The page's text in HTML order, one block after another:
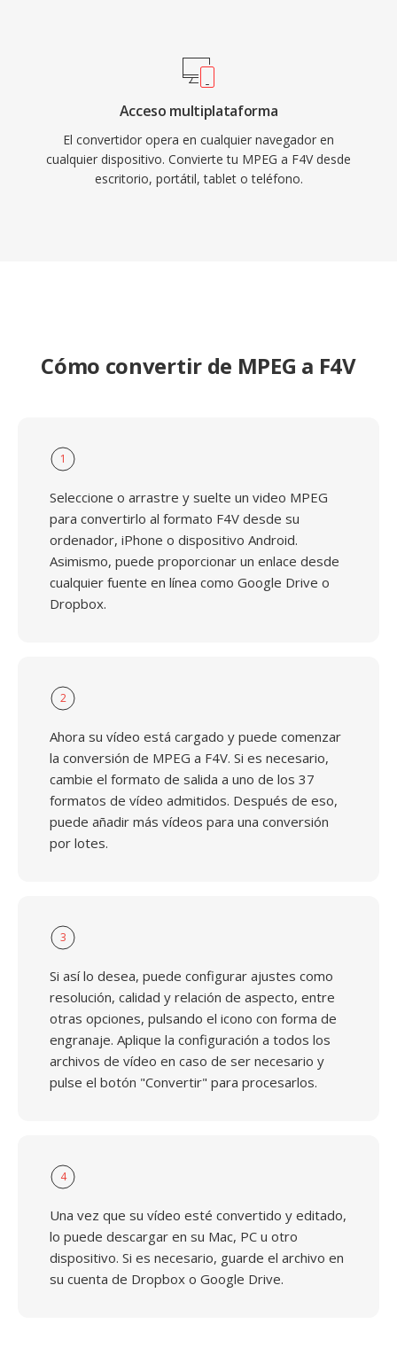
Acceso multiplataforma
El convertidor opera en cualquier navegador en
cualquier dispositivo. Convierte tu MPEG a F4V desde
escritorio, portátil, tablet o teléfono.
Cómo convertir de MPEG a F4V
1
Seleccione o arrastre y suelte un video MPEG
para convertirlo al formato F4V desde su
ordenador, iPhone o dispositivo Android.
Asimismo, puede proporcionar un enlace desde
cualquier fuente en línea como Google Drive o
Dropbox.
2
Ahora su vídeo está cargado y puede comenzar
la conversión de MPEG a F4V. Si es necesario,
cambie el formato de salida a uno de los 37
formatos de vídeo admitidos. Después de eso,
puede añadir más vídeos para una conversión
por lotes.
3
Si así lo desea, puede configurar ajustes como
resolución, calidad y relación de aspecto, entre
otras opciones, pulsando el icono con forma de
engranaje. Aplique la configuración a todos los
archivos de vídeo en caso de ser necesario y
pulse el botón "Convertir" para procesarlos.
4
Una vez que su vídeo esté convertido y editado,
lo puede descargar en su Mac, PC u otro
dispositivo. Si es necesario, guarde el archivo en
su cuenta de Dropbox o Google Drive.